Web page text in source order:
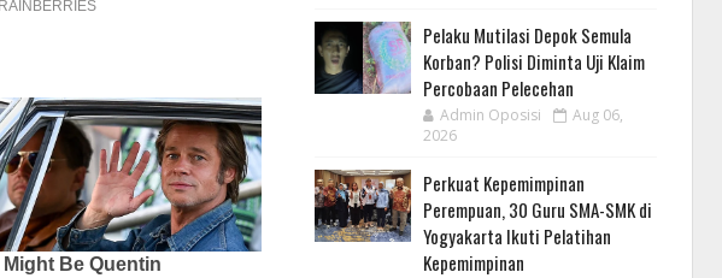
Pelaku Mutilasi Depok Semula
Korban? Polisi Diminta Uji Klaim
Percobaan Pelecehan
Admin Oposisi
Aug 06,
2026
Perkuat Kepemimpinan
Perempuan, 30 Guru SMA-SMK di
Yogyakarta Ikuti Pelatihan
Kepemimpinan